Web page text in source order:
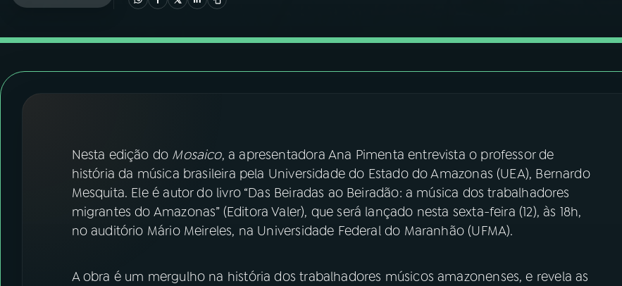
05PODCASTS
FESTIVAL DE MÚSICA
ACOMPANHE A RÁDIO NACIONAL
Nesta edição do Mosaico, a apresentadora Ana Pimenta entrevista o professor de
história da música brasileira pela Universidade do Estado do Amazonas (UEA), Bernardo
Mesquita. Ele é autor do livro “Das Beiradas ao Beiradão: a música dos trabalhadores
migrantes do Amazonas” (Editora Valer), que será lançado nesta sexta-feira (12), às 18h,
no auditório Mário Meireles, na Universidade Federal do Maranhão (UFMA).
A obra é um mergulho na história dos trabalhadores músicos amazonenses, e revela as